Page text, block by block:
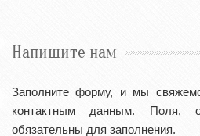
Напишите нам
Заполните форму, и мы
контактным данным. Поля,
обязательны для заполнения.